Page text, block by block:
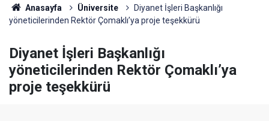
Anasayfa Üniversite
Diyanet İşleri Başkanlığı
yöneticilerinden Rektör Çomaklı’ya proje teşekkürü
Diyanet İşleri Başkanlığı
yöneticilerinden Rektör Çomaklı’ya
proje teşekkürü